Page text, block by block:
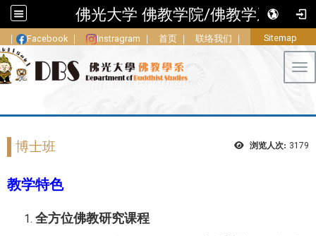
佛光大学 佛教学院/佛教学系
｜ Facebook ｜ Instragram ｜ 首页 ｜ 联络我们 ｜ Sitemap
浏览人次: 3179
博士班
教学特色
全方位佛教研究课程